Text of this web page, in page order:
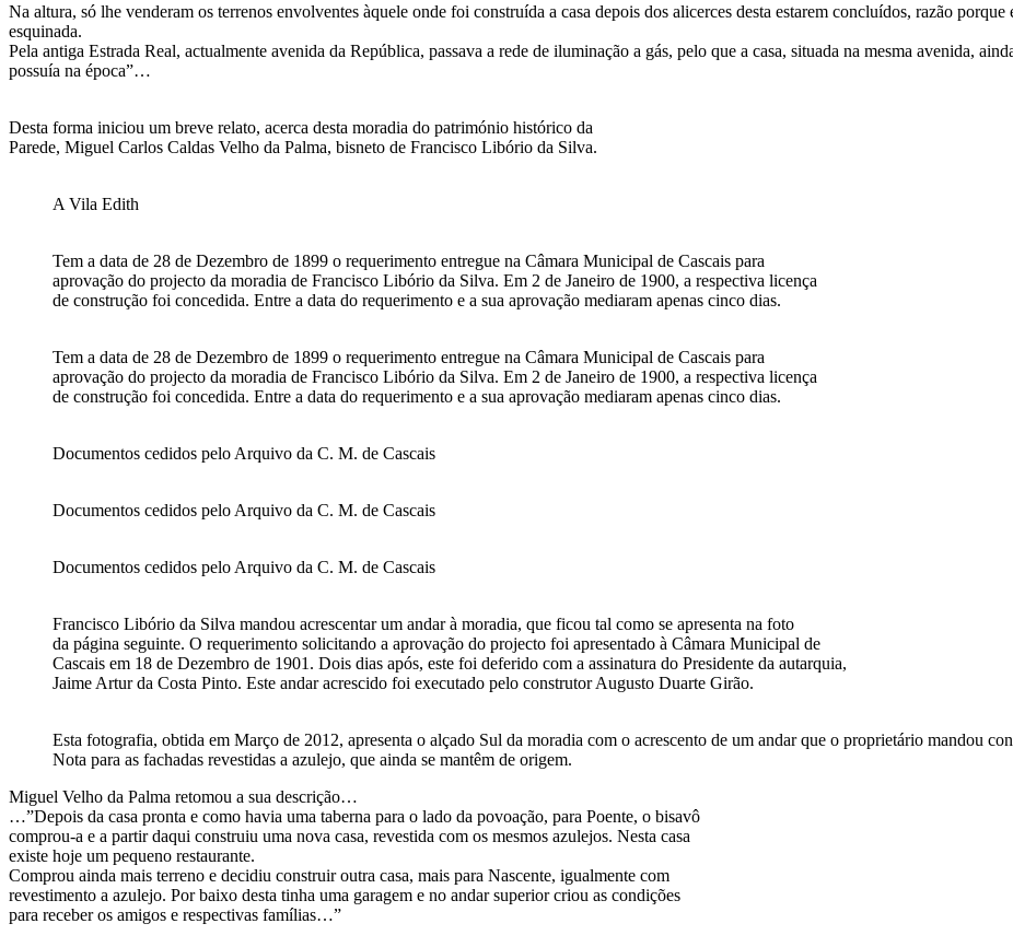
Na altura, só lhe venderam os terrenos envolventes àquele onde foi construída a casa depois dos alicerces desta estarem concluídos, razão
esquinada.
Pela antiga Estrada Real, actualmente avenida da República, passava a rede de iluminação a gás, pelo que a casa, situada na mesma avenida,
possuía na época”…
Desta forma iniciou um breve relato, acerca desta moradia do património histórico da
Parede, Miguel Carlos Caldas Velho da Palma, bisneto de Francisco Libório da Silva.
A Vila Edith
Tem a data de 28 de Dezembro de 1899 o requerimento entregue na Câmara Municipal de Cascais para
aprovação do projecto da moradia de Francisco Libório da Silva. Em 2 de Janeiro de 1900, a respectiva licença
de construção foi concedida. Entre a data do requerimento e a sua aprovação mediaram apenas cinco dias.
Tem a data de 28 de Dezembro de 1899 o requerimento entregue na Câmara Municipal de Cascais para
aprovação do projecto da moradia de Francisco Libório da Silva. Em 2 de Janeiro de 1900, a respectiva licença
de construção foi concedida. Entre a data do requerimento e a sua aprovação mediaram apenas cinco dias.
Documentos cedidos pelo Arquivo da C. M. de Cascais
Documentos cedidos pelo Arquivo da C. M. de Cascais
Documentos cedidos pelo Arquivo da C. M. de Cascais
Francisco Libório da Silva mandou acrescentar um andar à moradia, que ficou tal como se apresenta na foto
da página seguinte. O requerimento solicitando a aprovação do projecto foi apresentado à Câmara Municipal de
Cascais em 18 de Dezembro de 1901. Dois dias após, este foi deferido com a assinatura do Presidente da autarquia,
Jaime Artur da Costa Pinto. Este andar acrescido foi executado pelo construtor Augusto Duarte Girão.
Esta fotografia, obtida em Março de 2012, apresenta o alçado Sul da moradia com o acrescento de um andar que o proprietário mandou
Nota para as fachadas revestidas a azulejo, que ainda se mantêm de origem.
Miguel Velho da Palma retomou a sua descrição…
…”Depois da casa pronta e como havia uma taberna para o lado da povoação, para Poente, o bisavô
comprou-a e a partir daqui construiu uma nova casa, revestida com os mesmos azulejos. Nesta casa
existe hoje um pequeno restaurante.
Comprou ainda mais terreno e decidiu construir outra casa, mais para Nascente, igualmente com
revestimento a azulejo. Por baixo desta tinha uma garagem e no andar superior criou as condições
para receber os amigos e respectivas famílias…”